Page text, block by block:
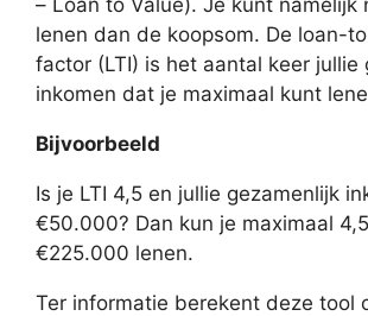
lenen dan de koopsom. De loan-
factor (LTI) is het aantal keer jullie
inkomen dat je maximaal kunt
Bijvoorbeeld
Is je LTI 4,5 en jullie gezamenlijk
€50.000? Dan kun je maximaal
€225.000 lenen.
Ter informatie berekent deze tool